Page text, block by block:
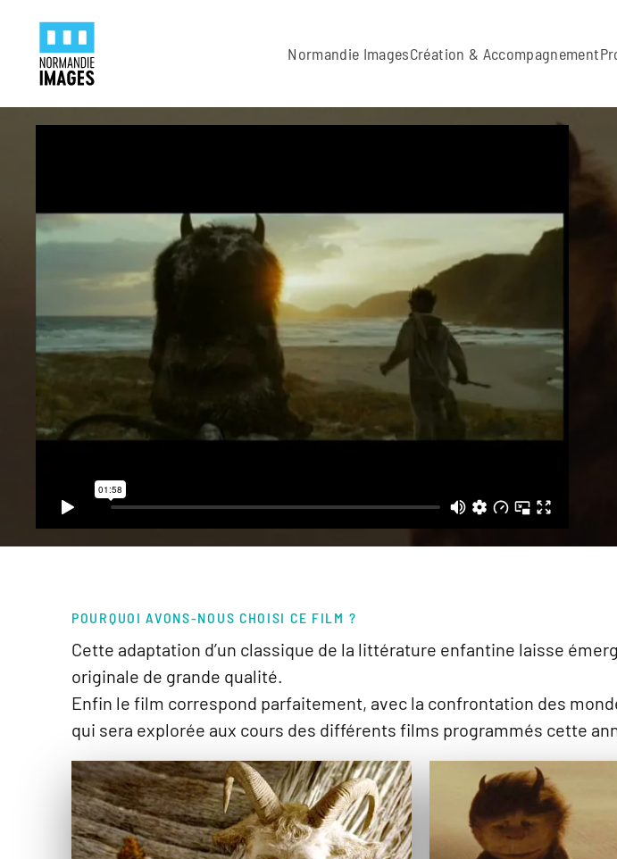
Skip to main content
Normandie ImagesCréation & Accompagnement
POURQUOI AVONS-NOUS CHOISI CE FILM ?
Cette adaptation d’un classique de la littérature enfantine laisse
originale de grande qualité.
Enfin le film correspond parfaitement, avec la confrontation des
qui sera explorée aux cours des différents films programmés cette